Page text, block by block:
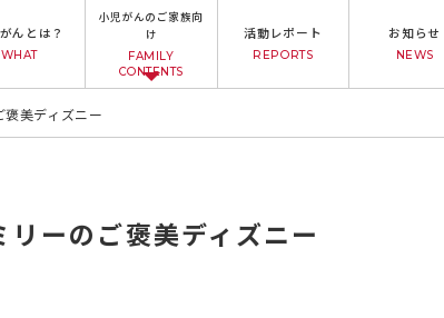
んとは？
WHAT
小児がんのご家族向
け
FAMILY
CONTENTS
活動レポート
REPORTS
お知らせ
NEWS
美ディズニー
ーのご褒美ディズニー